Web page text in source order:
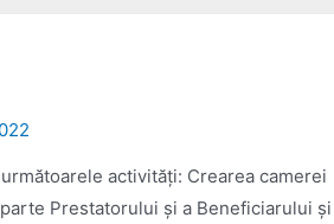
activități: Crearea camerei
Prestatorului și a Beneficiarului și